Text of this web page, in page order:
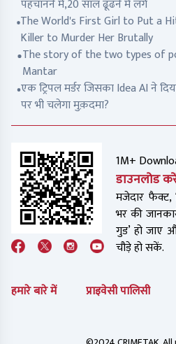
पहचानने में,20 साल ढूंढने में लगे
The World's First Girl to Put a
Killer to Murder Her Brutally
The story of the two types of
Mantar
एक ट्रिपल मर्डर जिसका Idea AI ने
पर भी चलेगा मुक़दमा?
1M+
डाउनलोड
मजेदार फैक्ट,
भर की
गुड’ हो जाए
चौड़े हो सकें.
हमारे बारे में प्राइवेसी पालिसी